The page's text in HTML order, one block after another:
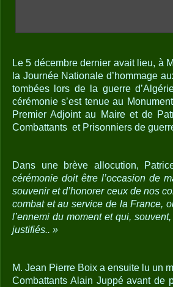
Le 5 décembre dernier avait lieu, à
la Journée Nationale d’hommage
tombées lors de la guerre
cérémonie s’est tenue au
Premier Adjoint au Maire et de
Combattants et Prisonniers de
Dans une brève allocution,
cérémonie doit être l’occasion de
souvenir et d’honorer ceux de nos
combat et au service de la France,
l’ennemi du moment et qui,
justifiés.. »
M. Jean Pierre Boix a ensuite lu un
Combattants Alain Juppé avant de